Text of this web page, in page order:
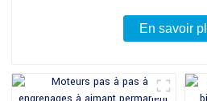
En savoir